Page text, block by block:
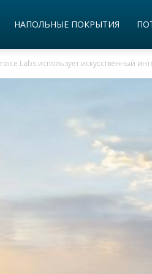
НАПОЛЬНЫЕ ПОКРЫТИЯ
Labs использует искусственный